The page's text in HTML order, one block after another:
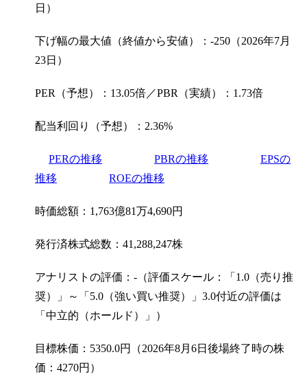
日）
下げ幅の最大値（終値から安値）：-250（2026年7月
23日）
PER（予想）：13.05倍／PBR（実績）：1.73倍
配当利回り（予想）：2.36%
PERの推移 PBRの推移
EPSの
推移
ROEの推移
時価総額：1,763億81万4,690円
発行済株式総数：41,288,247株
アナリストの評価：-（評価スケール：「1.0（売り推
奨）」～「5.0（強い買い推奨）」3.0付近の評価は
「中立的（ホールド）」）
目標株価：5350.0円（2026年8月6日後場終了時の株
価：4270円）